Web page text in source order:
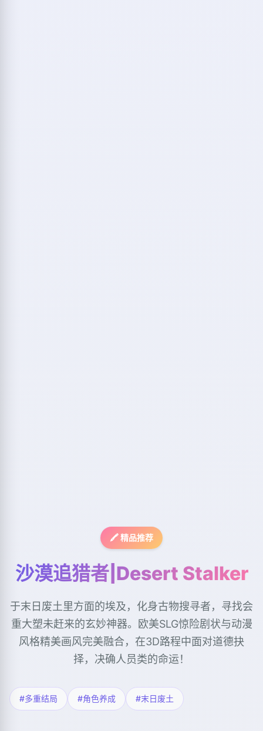
🖍️ 精品推荐
沙漠追猎者|Desert Stalker
于末日废土里方面的埃及，化身古物搜寻者，寻找会
重大塑未赶来的玄妙神器。欧美SLG惊险剧状与动漫
风格精美画风完美融合，在3D路程中面对道德抉
择，决确人员类的命运！
#多重结局 #角色养成 #末日废土